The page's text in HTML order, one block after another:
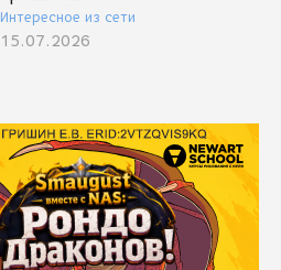
Интересное из сети
15.07.2026